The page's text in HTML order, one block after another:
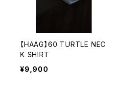
【HAAG】60 TURTLE NEC
K SHIRT
¥9,900